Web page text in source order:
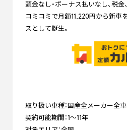
頭金なし・ボーナス払いなし、税
コミコミで月額11,220円から新車
スとして誕生。
取り扱い車種：国産全メーカー全
契約可能期間：1〜11年